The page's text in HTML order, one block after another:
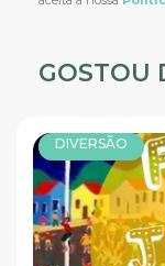
GOSTOU
DIVERSÃO